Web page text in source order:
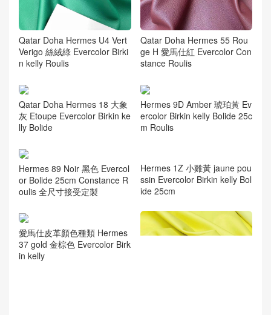
Qatar Doha Hermes U4 Vert
Verigo 絲絨綠 Evercolor Birki
n kelly Roulis
Qatar Doha Hermes 55 Rou
ge H 愛馬仕紅 Evercolor Con
stance Roulis
Qatar Doha Hermes 18 大象
灰 Etoupe Evercolor Birkin ke
lly Bolide
Hermes 9D Amber 琥珀黃 Ev
ercolor Birkin kelly Bolide 25c
m Roulis
Hermes 89 Noir 黑色 Evercol
or Bolide 25cm Constance R
oulis 全尺寸接受定製